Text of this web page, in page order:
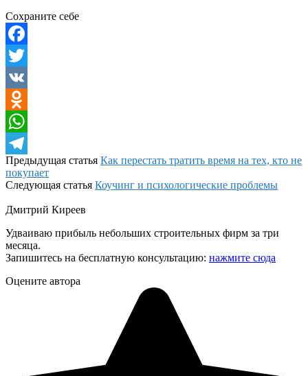
Сохраните себе
Facebook
Twitter
VK
Odnoklassniki
WhatsApp
Telegram
Предыдущая статья Как перестать тратить время на тех, кто не
покупает
Следующая статья Коучинг и психологические проблемы
Дмитрий Киреев
Удваиваю прибыль небольших строительных фирм за три
месяца.
Запишитесь на бесплатную консультацию: нажмите сюда
Оцените автора